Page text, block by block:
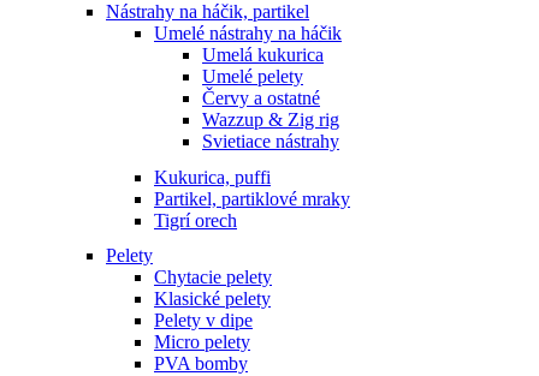
Nástrahy na háčik, partikel
Umelé nástrahy na háčik
Umelá kukurica
Umelé pelety
Červy a ostatné
Wazzup & Zig rig
Svietiace nástrahy
Kukurica, puffi
Partikel, partiklové mraky
Tigrí orech
Pelety
Chytacie pelety
Klasické pelety
Pelety v dipe
Micro pelety
PVA bomby